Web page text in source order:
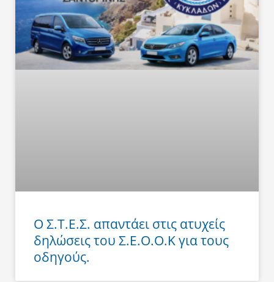
Ο Σ.Τ.Ε.Σ. απαντάει στις ατυχείς
δηλώσεις του Σ.Ε.Ο.Ο.Κ για τους
οδηγούς.